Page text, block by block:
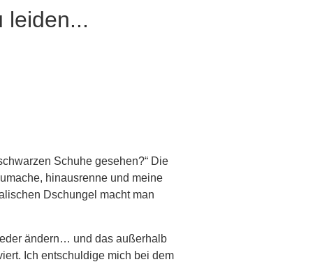
leiden...
Schuhe gesehen?“ Die
hinausrenne und meine
Dschungel macht man
ändern… und das außerhalb
Ich entschuldige mich bei dem